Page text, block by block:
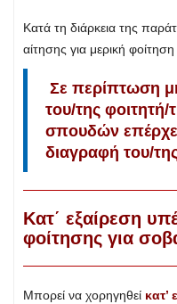
Κατά τη διάρκεια της
αίτησης για μερική
Σε περίπτωση
του/της φοιτητή/
σπουδών
διαγραφή του/
Κατ΄ εξαίρεση
φοίτησης για
Μπορεί να χορηγηθεί κατ’